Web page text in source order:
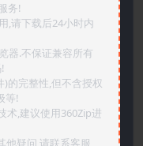
务!
,请下载后24小时内
器.不保证兼容所有
的完整性,但不含授权
等!
术,建议使用360Zip进
他疑问,请联系客服